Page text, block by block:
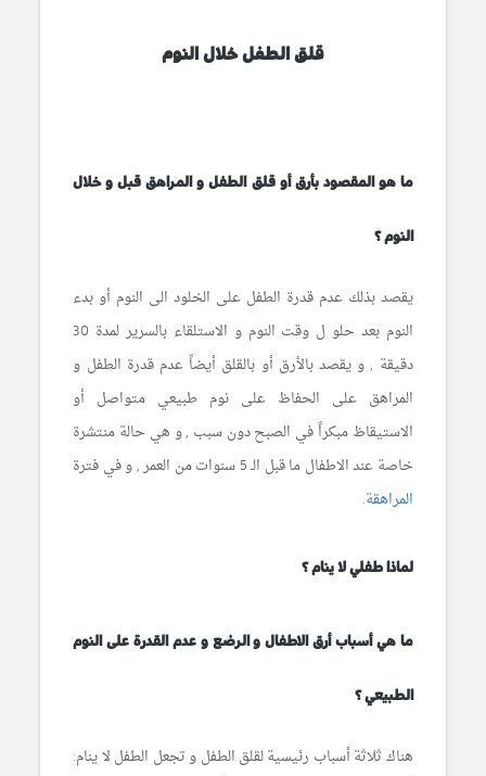
قلق الطفل خلال النوم
ما هو المقصود بأرق أو قلق الطفل و المراهق قبل و خلال
النوم ؟
يقصد بذلك عدم قدرة الطفل على الخلود الى النوم أو بدء
النوم بعد حلو ل وقت النوم و الاستلقاء بالسرير لمدة 30
دقيقة , و يقصد بالأرق أو بالقلق أيضاً عدم قدرة الطفل و
المراهق على الحفاظ على نوم طبيعي متواصل أو
الاستيقاظ مبكراً في الصبح دون سبب , و هي حالة منتشرة
خاصة عند الاطفال ما قبل الـ 5 سنوات من العمر , و في فترة
المراهقة.
لماذا طفلي لا ينام ؟
ما هي أسباب أرق الاطفال و الرضع و عدم القدرة على النوم
الطبيعي ؟
هناك ثلاثة أسباب رئيسية لقلق الطفل و تجعل الطفل لا ينام: